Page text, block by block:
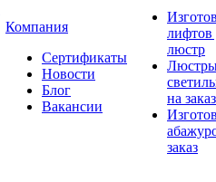
Компания
Сертификаты
Новости
Блог
Вакансии
лифтов
люстр
на заказ
заказ